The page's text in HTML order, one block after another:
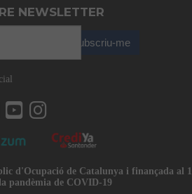
NEWSLETTER
Subscriu-me
d'Ocupació de Catalunya i finançada al
pandèmia de COVID-19